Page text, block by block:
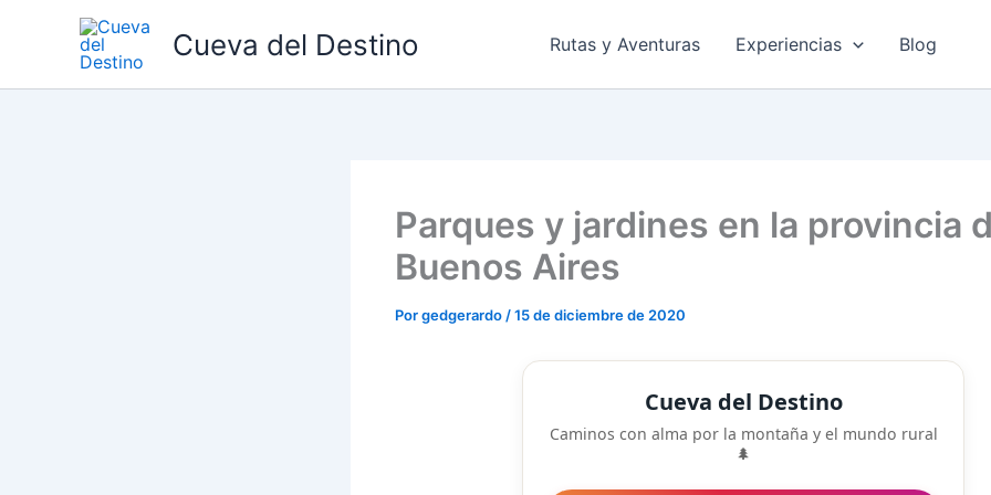
contenido
Cueva del Destino Rutas y Aventuras Experiencias Blog
Parques y jardines en la provincia
Buenos Aires
Porgedgerardo /15 de diciembre de 2020
Cueva del Destino
Caminos con alma por la montaña y el mundo rural
🌲